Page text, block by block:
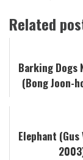
Related
Barking Dogs
(Bong Joon-
Elephant (Gus